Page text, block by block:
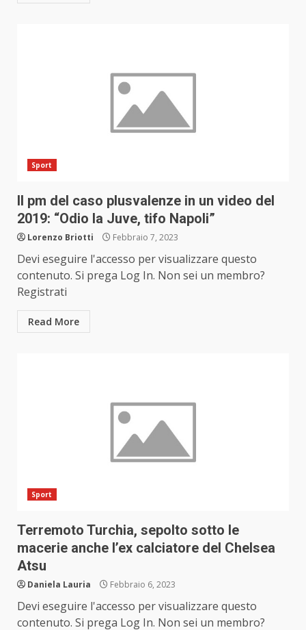
Sport
Il pm del caso plusvalenze in un video del
2019: “Odio la Juve, tifo Napoli”
Lorenzo Briotti Febbraio 7, 2023
Devi eseguire l'accesso per visualizzare questo
contenuto. Si prega Log In. Non sei un membro?
Registrati
Read More
Sport
Terremoto Turchia, sepolto sotto le
macerie anche l’ex calciatore del Chelsea
Atsu
Daniela Lauria Febbraio 6, 2023
Devi eseguire l'accesso per visualizzare questo
contenuto. Si prega Log In. Non sei un membro?